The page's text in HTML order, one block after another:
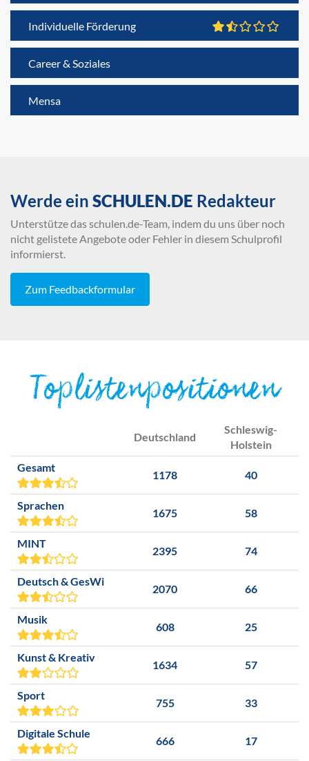
Individuelle Förderung
Career & Soziales
Mensa
Werde ein SCHULEN.DE Redakteur
Unterstütze das schulen.de-Team, indem du uns über noch
nicht gelistete Angebote oder Fehler in diesem Schulprofil
informierst.
Zum Feedbackformular
Toplistenpositionen
Deutschland
Schleswig-
Holstein
Gesamt
1178 40
Sprachen
1675 58
MINT
2395 74
Deutsch & GesWi
2070 66
Musik
608 25
Kunst & Kreativ
1634 57
Sport
755 33
Digitale Schule
666 17